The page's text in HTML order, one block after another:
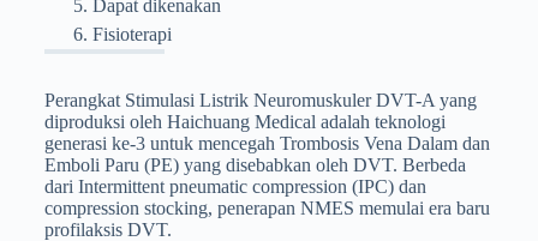
Dapat dikenakan
Fisioterapi
Perangkat Stimulasi Listrik Neuromuskuler DVT-A yang
diproduksi oleh Haichuang Medical adalah teknologi
generasi ke-3 untuk mencegah Trombosis Vena Dalam dan
Emboli Paru (PE) yang disebabkan oleh DVT. Berbeda
dari Intermittent pneumatic compression (IPC) dan
compression stocking, penerapan NMES memulai era baru
profilaksis DVT.